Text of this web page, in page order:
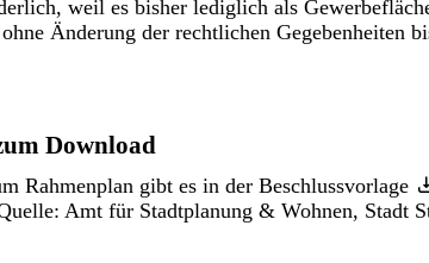
weil es bisher lediglich als
Änderung der rechtlichen Gegebenheiten
Download
Rahmenplan gibt es in der Beschlussvorlage
Amt für Stadtplanung & Wohnen, Stadt